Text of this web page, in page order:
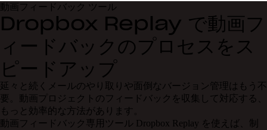
動画フィードバック ツール
Dropbox Replay で動画フ
ィードバックのプロセスをス
ピードアップ
延々と続くメールのやり取りや面倒なバージョン管理はもう不
要。動画プロジェクトのフィードバックを収集して対応する、
もっと効率的な方法があります。
動画フィードバック専用ツール Dropbox Replay を使えば、制